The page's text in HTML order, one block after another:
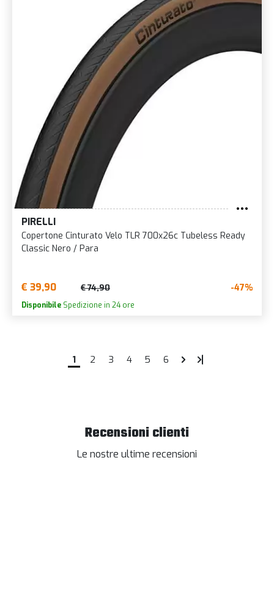
PIRELLI
Copertone Cinturato Velo TLR 700x26c Tubeless Ready
Classic Nero / Para
€ 39,90 € 74,90 -47%
Disponibile Spedizione in 24 ore
1 2 3 4 5 6
Recensioni clienti
Le nostre ultime recensioni